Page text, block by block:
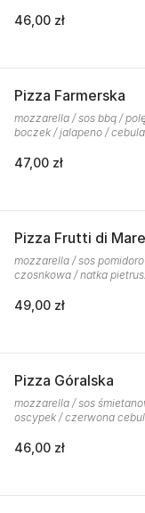
46,00 zł
Pizza Farmerska
mozzarella / sos bbq /
boczek / jalapeno /
47,00 zł
Pizza Frutti di Mare
mozzarella / sos
czosnkowa / natka
49,00 zł
Pizza Góralska
mozzarella / sos
oscypek / czerwona
46,00 zł